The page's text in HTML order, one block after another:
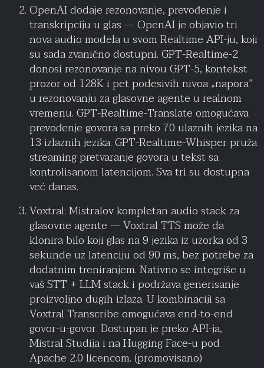
OpenAI dodaje rezonovanje, prevođenje i
transkripciju u glas — OpenAI je objavio tri
nova audio modela u svom Realtime API-ju, koji
su sada zvanično dostupni. GPT-Realtime-2
donosi rezonovanje na nivou GPT-5, kontekst
prozor od 128K i pet podesivih nivoa „napora”
u rezonovanju za glasovne agente u realnom
vremenu. GPT-Realtime-Translate omogućava
prevođenje govora sa preko 70 ulaznih jezika na
13 izlaznih jezika. GPT-Realtime-Whisper pruža
streaming pretvaranje govora u tekst sa
kontrolisanom latencijom. Sva tri su dostupna
već danas.
Voxtral: Mistralov kompletan audio stack za
glasovne agente — Voxtral TTS može da
klonira bilo koji glas na 9 jezika iz uzorka od 3
sekunde uz latenciju od 90 ms, bez potrebe za
dodatnim treniranjem. Nativno se integriše u
vaš STT + LLM stack i podržava generisanje
proizvoljno dugih izlaza. U kombinaciji sa
Voxtral Transcribe omogućava end-to-end
govor-u-govor. Dostupan je preko API-ja,
Mistral Studija i na Hugging Face-u pod
Apache 2.0 licencom. (promovisano)